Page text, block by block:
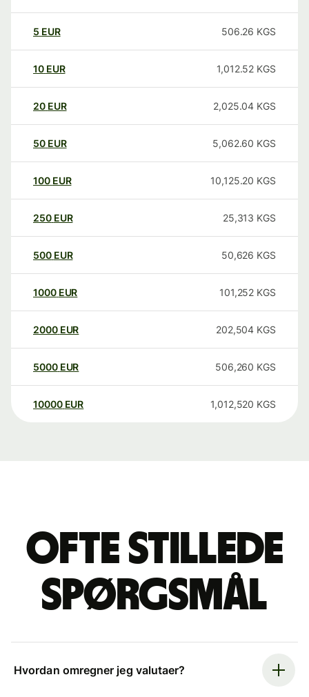
5 EUR 506.26 KGS
10 EUR 1,012.52 KGS
20 EUR 2,025.04 KGS
50 EUR 5,062.60 KGS
100 EUR 10,125.20 KGS
250 EUR 25,313 KGS
500 EUR 50,626 KGS
1000 EUR 101,252 KGS
2000 EUR 202,504 KGS
5000 EUR 506,260 KGS
10000 EUR 1,012,520 KGS
Ofte stillede
spørgsmål
Hvordan omregner jeg valutaer?